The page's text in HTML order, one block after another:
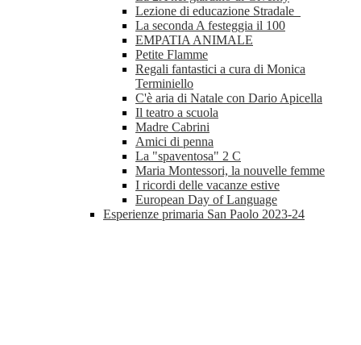
Lezione di educazione Stradale
La seconda A festeggia il 100
EMPATIA ANIMALE
Petite Flamme
Regali fantastici a cura di Monica
Terminiello
C'è aria di Natale con Dario Apicella
Il teatro a scuola
Madre Cabrini
Amici di penna
La "spaventosa" 2 C
Maria Montessori, la nouvelle femme
I ricordi delle vacanze estive
European Day of Language
Esperienze primaria San Paolo 2023-24